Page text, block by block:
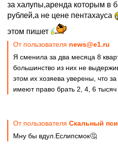
за халупы,аренда которым в
рублей,а не цене пентахауса
этом пишет
От пользователя news@e1.ru
Я сменила за два месяца 8
большинство из них не
этом их хозяева уверены, что
имеют право брать 2, 4, 6 тысяч
От пользователя Скальный
Мну бы вдул.Еслипсмок🤔